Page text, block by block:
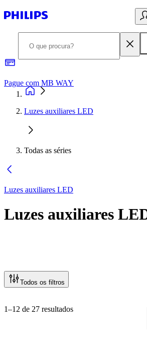
Pague com MB WAY
Luzes auxiliares LED
Todas as séries
Luzes auxiliares LED
Luzes auxiliares
Todos os filtros
1–12 de 27 resultados